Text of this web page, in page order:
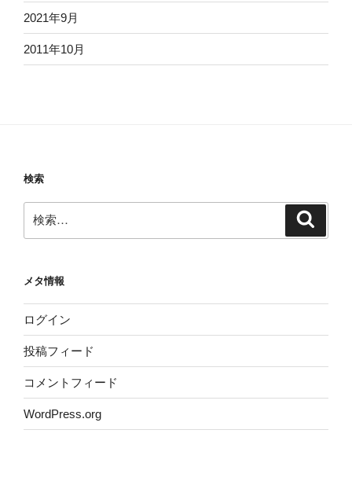
2021年9月
2011年10月
検索
索:
メタ情報
ログイン
投稿フィード
コメントフィード
WordPress.org